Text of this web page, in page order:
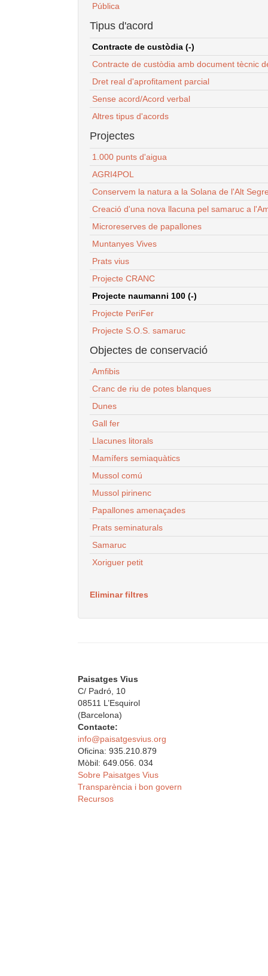
Pública
Tipus d'acord
Contracte de custòdia (-)
Contracte de custòdia amb document tècnic
Dret real d'aprofitament parcial
Sense acord/Acord verbal
Altres tipus d'acords
Projectes
1.000 punts d'aigua
AGRI4POL
Conservem la natura a la Solana de l'Alt
Creació d'una nova llacuna pel samaruc a
Microreserves de papallones
Muntanyes Vives
Prats vius
Projecte CRANC
Projecte naumanni 100 (-)
Projecte PeriFer
Projecte S.O.S. samaruc
Objectes de conservació
Amfibis
Cranc de riu de potes blanques
Dunes
Gall fer
Llacunes litorals
Mamífers semiaquàtics
Mussol comú
Mussol pirinenc
Papallones amenaçades
Prats seminaturals
Samaruc
Xoriguer petit
Eliminar filtres
Paisatges Vius
C/ Padró, 10
08511 L’Esquirol
(Barcelona)
Contacte:
info@paisatgesvius.org
Oficina: 935.210.879
Mòbil: 649.056. 034
Sobre Paisatges Vius
Transparència i bon govern
Recursos